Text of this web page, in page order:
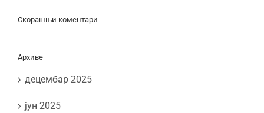
Скорашњи коментари
Архиве
децембар 2025
јун 2025